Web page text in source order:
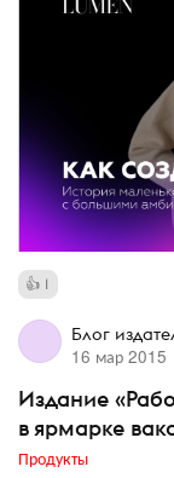
1
Блог
16 мар 2015
Издание
в ярмарке
Продукты